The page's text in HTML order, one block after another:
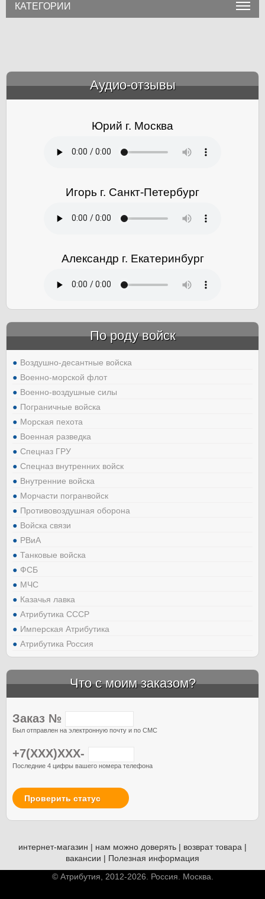
КАТЕГОРИИ
Аудио-отзывы
Юрий г. Москва
Игорь г. Санкт-Петербург
Александр г. Екатеринбург
По роду войск
Воздушно-десантные войска
Военно-морской флот
Военно-воздушные силы
Пограничные войска
Морская пехота
Военная разведка
Спецназ ГРУ
Спецназ внутренних войск
Внутренние войска
Морчасти погранвойск
Противовоздушная оборона
Войска связи
РВиА
Танковые войска
ФСБ
МЧС
Казачья лавка
Атрибутика СССР
Имперская Атрибутика
Атрибутика Россия
Что с моим заказом?
Заказ №
Был отправлен на электронную почту и по СМС
+7(XXX)XXX-
Последние 4 цифры вашего номера телефона
Проверить статус
интернет-магазин | нам можно доверять | возврат товара |
вакансии | Полезная информация
© Атрибутия, 2012-2026. Россия. Москва.